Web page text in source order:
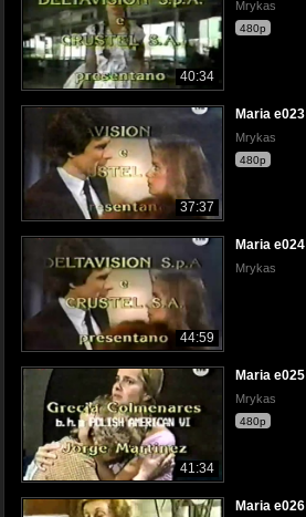
40:34
Mrykas
480p
37:37
Maria e023
Mrykas
480p
44:59
Maria e024
Mrykas
41:34
Maria e025
Mrykas
480p
Maria e026